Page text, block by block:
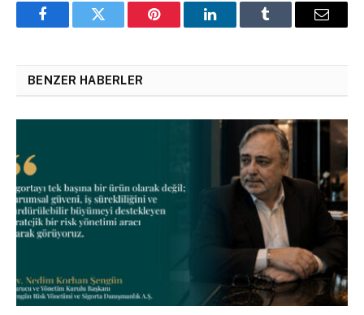
FacebookTwitter Pinterest LinkedInTumblr Email
BENZER HABERLER